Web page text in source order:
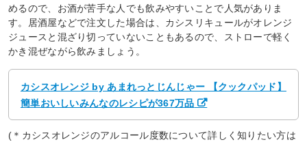
めるので、お酒が苦手な人でも飲みやすいことで人気がありま
す。居酒屋などで注文した場合は、カシスリキュールがオレンジ
ジュースと混ざり切っていないこともあるので、ストローで軽く
かき混ぜながら飲みましょう。
カシスオレンジ by あまれっとじんじゃー 【クックパッド】
簡単おいしいみんなのレシピが367万品
(＊カシスオレンジのアルコール度数について詳しく知りたい方は